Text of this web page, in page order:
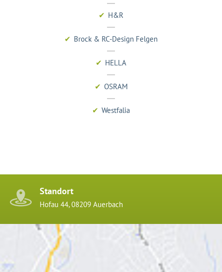
H&R
Brock & RC-Design Felgen
HELLA
OSRAM
Westfalia
Standort
Hofau 44, 08209 Auerbach